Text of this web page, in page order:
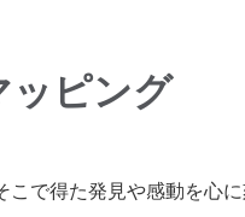
ッピング
で得た発見や感動を心